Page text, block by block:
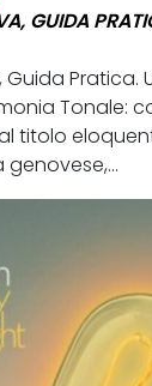
GUIDA
Pratica.
Tonale:
titolo